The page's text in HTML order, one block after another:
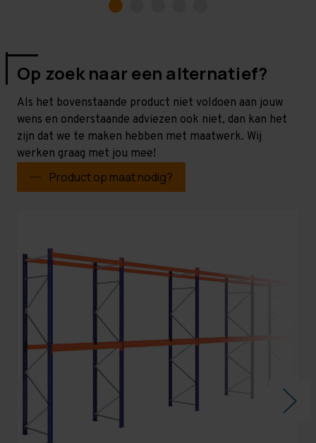
Op zoek naar een alternatief?
Als het bovenstaande product niet voldoen aan jouw
wens en onderstaande adviezen ook niet, dan kan het
zijn dat we te maken hebben met maatwerk. Wij
werken graag met jou mee!
Product op maat nodig?